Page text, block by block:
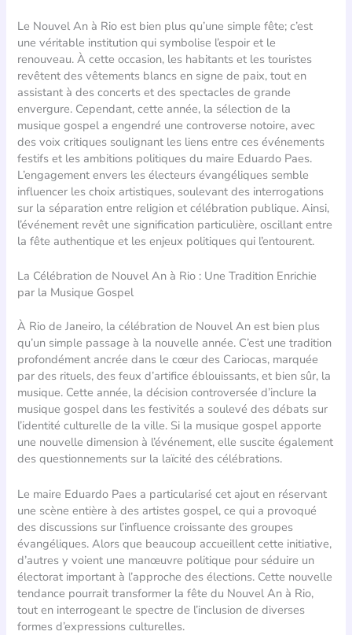
Le Nouvel An à Rio est bien plus qu’une simple fête; c’est
une véritable institution qui symbolise l’espoir et le
renouveau. À cette occasion, les habitants et les touristes
revêtent des vêtements blancs en signe de paix, tout en
assistant à des concerts et des spectacles de grande
envergure. Cependant, cette année, la sélection de la
musique gospel a engendré une controverse notoire, avec
des voix critiques soulignant les liens entre ces événements
festifs et les ambitions politiques du maire Eduardo Paes.
L’engagement envers les électeurs évangéliques semble
influencer les choix artistiques, soulevant des interrogations
sur la séparation entre religion et célébration publique. Ainsi,
l’événement revêt une signification particulière, oscillant entre
la fête authentique et les enjeux politiques qui l’entourent.
La Célébration de Nouvel An à Rio : Une Tradition Enrichie
par la Musique Gospel
À Rio de Janeiro, la célébration de Nouvel An est bien plus
qu’un simple passage à la nouvelle année. C’est une tradition
profondément ancrée dans le cœur des Cariocas, marquée
par des rituels, des feux d’artifice éblouissants, et bien sûr, la
musique. Cette année, la décision controversée d’inclure la
musique gospel dans les festivités a soulevé des débats sur
l’identité culturelle de la ville. Si la musique gospel apporte
une nouvelle dimension à l’événement, elle suscite également
des questionnements sur la laïcité des célébrations.
Le maire Eduardo Paes a particularisé cet ajout en réservant
une scène entière à des artistes gospel, ce qui a provoqué
des discussions sur l’influence croissante des groupes
évangéliques. Alors que beaucoup accueillent cette initiative,
d’autres y voient une manœuvre politique pour séduire un
électorat important à l’approche des élections. Cette nouvelle
tendance pourrait transformer la fête du Nouvel An à Rio,
tout en interrogeant le spectre de l’inclusion de diverses
formes d’expressions culturelles.